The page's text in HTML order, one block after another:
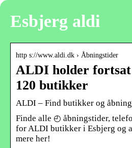
Esbjerg aldi
http s://www.aldi.dk › Åbningstider
ALDI holder
120 butikker
ALDI – Find butikker og
Finde alle ◴ åbningstider,
for ALDI butikker i Esbjerg og
mere her!